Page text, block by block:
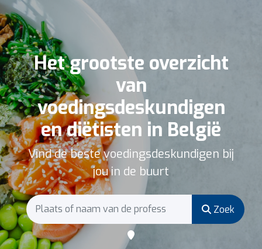
Het grootste overzicht
van
voedingsdeskundigen
en diëtisten in België
Vind de beste voedingsdeskundigen bij
jou in de buurt
Zoek